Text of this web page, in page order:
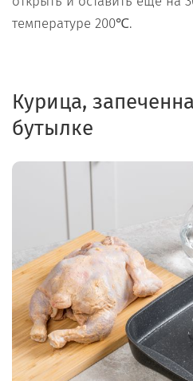
температуре 200℃.
Курица,
бутылке